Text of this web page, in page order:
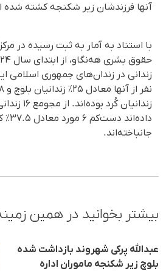
آنها فرزندشان زیر شکنجه کشته
با استناد به آمار به ثبت رسیده در
زندانیان
جانباخته‌اند.
بیشتر بخوانید در همین
عبدالله پرکی شهروند بازداشت شده
بلوچ زیر شکنجه ماموران اداره